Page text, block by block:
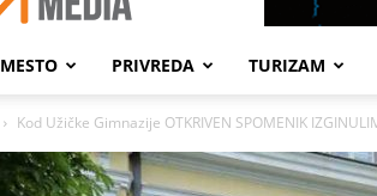
MESTO PRIVREDA TURIZAM
Kod Užičke Gimnazije OTKRIVEN SPOMENIK